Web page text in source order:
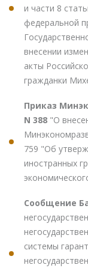
и части 8
федеральной
внесении
акты
гражданки
Приказ
N 388 "О
759 "Об
иностранных
Сообщение
системы